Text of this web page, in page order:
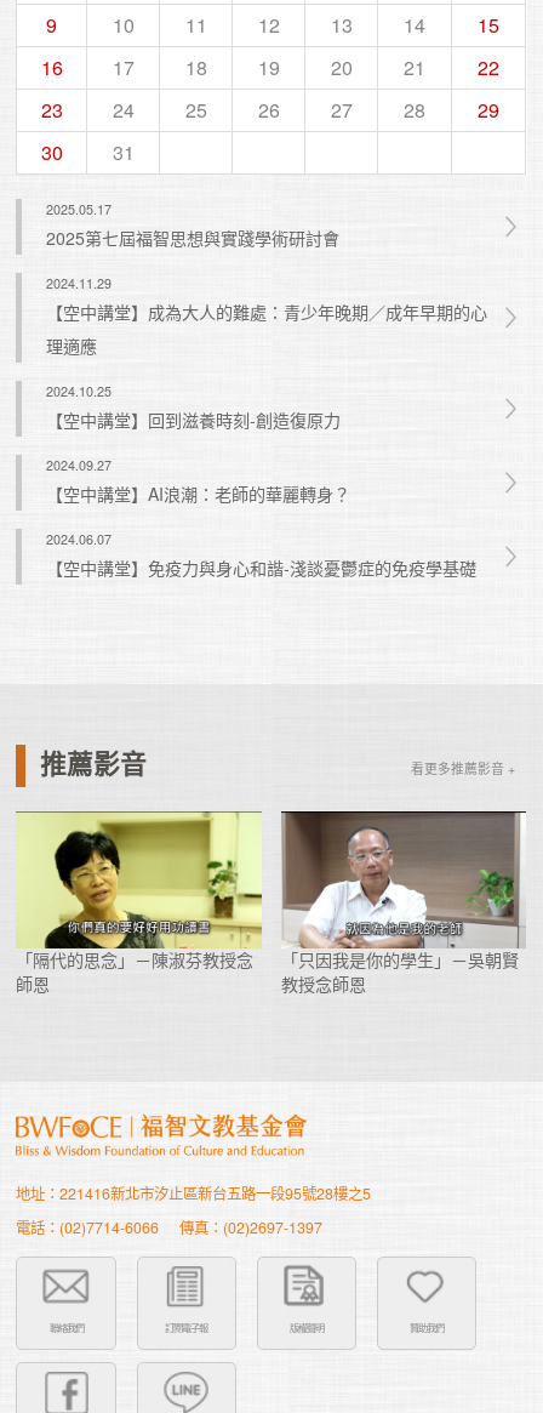
9
10 11 12 13 14
15
16
17 18 19 20 21
22
23
24 25 26 27 28
29
30
31
2025.05.17
2025第七屆福智思想與實踐學術研討會
2024.11.29
【空中講堂】成為大人的難處：青少年晚期／成年早期的心
理適應
2024.10.25
【空中講堂】回到滋養時刻-創造復原力
2024.09.27
【空中講堂】AI浪潮：老師的華麗轉身？
2024.06.07
【空中講堂】免疫力與身心和諧-淺談憂鬱症的免疫學基礎
推薦影音 看更多推薦影音 +
「隔代的思念」－陳淑芬教授念
師恩
「只因我是你的學生」－吳朝賢
教授念師恩
地址：221416新北市汐止區新台五路一段95號28樓之5
電話：(02)7714-6066
傳真：(02)2697-1397
聯絡我們 訂閱電子報 版權聲明 贊助我們